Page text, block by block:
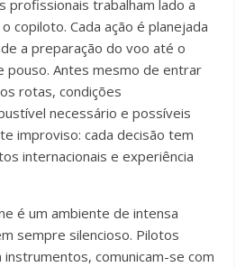
profissionais trabalham lado a
copiloto. Cada ação é planejada
a preparação do voo até o
pouso. Antes mesmo de entrar
rotas, condições
necessário e possíveis
improviso: cada decisão tem
internacionais e experiência
é um ambiente de intensa
sempre silencioso. Pilotos
comunicam-se com